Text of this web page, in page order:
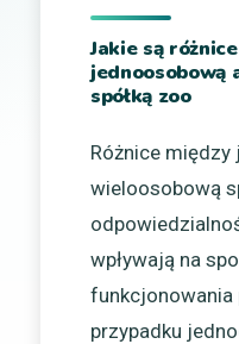
Jakie są
jednoosobową
spółką zoo
Różnice
wieloosobową
wpływają na
funkcjonowania
przypadku